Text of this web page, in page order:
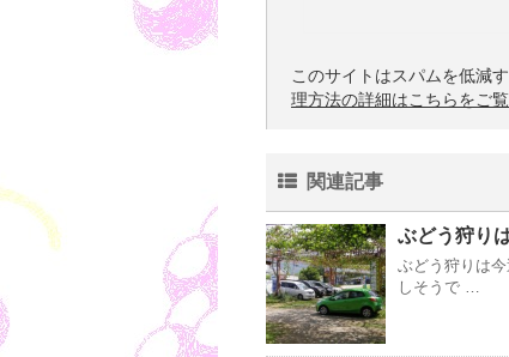
このサイトはスパムを低減
理方法の詳細はこちらをご
関連記事
ぶどう狩り
ぶどう狩りは
しそうで …